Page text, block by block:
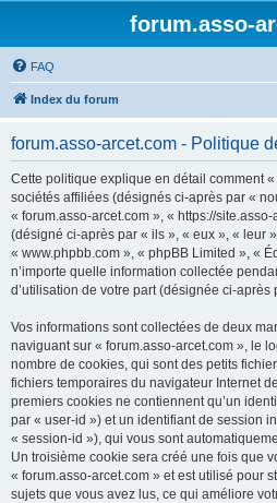
forum.asso-
FAQ
Index du forum
forum.asso-arcet.com - Politique
Cette politique explique en détail comment
sociétés affiliées (désignés ci-après par «
« forum.asso-arcet.com », « https://
(désigné ci-après par « ils », « eux », « leur
« www.phpbb.com », « phpBB Limited », «
n’importe quelle information collectée
d’utilisation de votre part (désignée ci-après
Vos informations sont collectées de deux
naviguant sur « forum.asso-arcet.com », le
nombre de cookies, qui sont des petits
fichiers temporaires du navigateur Internet
premiers cookies ne contiennent qu’un
par « user-id ») et un identifiant de session
« session-id »), qui vous sont
Un troisième cookie sera créé une fois que
« forum.asso-arcet.com » et est utilisé pour
sujets que vous avez lus, ce qui améliore